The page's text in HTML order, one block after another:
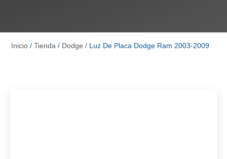
Inicio / Tienda / Dodge / Luz De Placa Dodge Ram 2003-2009